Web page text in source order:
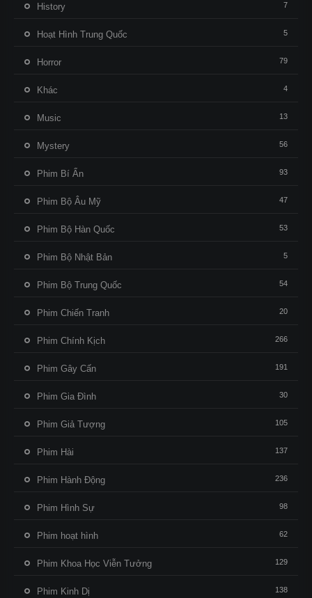
History 7
Hoạt Hình Trung Quốc 5
Horror 79
Khác 4
Music 13
Mystery 56
Phim Bí Ẩn 93
Phim Bộ Âu Mỹ 47
Phim Bộ Hàn Quốc 53
Phim Bộ Nhật Bản 5
Phim Bộ Trung Quốc 54
Phim Chiến Tranh 20
Phim Chính Kịch 266
Phim Gây Cấn 191
Phim Gia Đình 30
Phim Giả Tượng 105
Phim Hài 137
Phim Hành Động 236
Phim Hình Sự 98
Phim hoạt hình 62
Phim Khoa Học Viễn Tưởng 129
Phim Kinh Dị 138